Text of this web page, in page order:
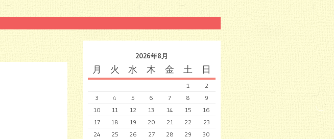
2026年8月
月 火 水 木 金 土 日
1
2
3
4 5 6 7 8
9
10
11 12 13 14 15
16
17
18 19 20 21 22
23
24
25 26 27 28 29
30